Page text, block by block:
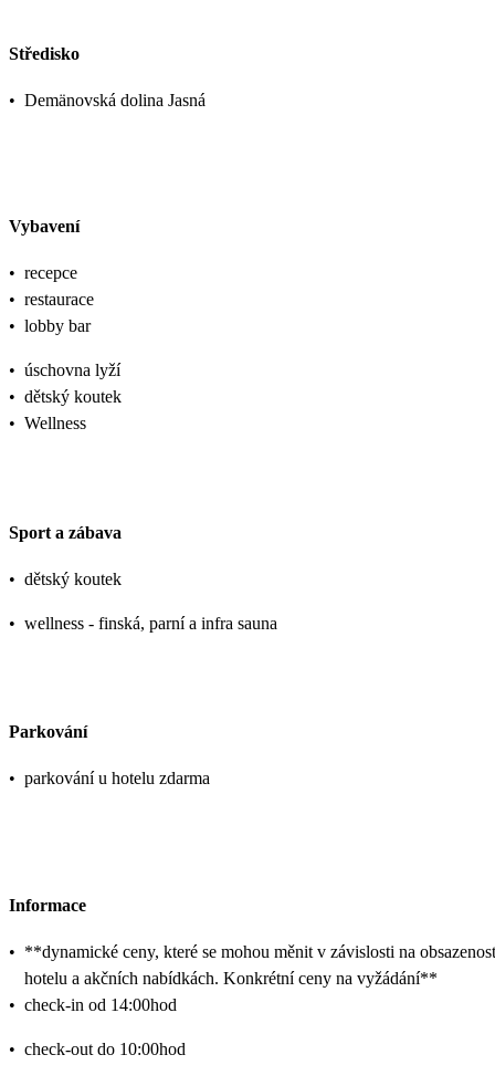
Středisko
• Demänovská dolina Jasná
Vybavení
• recepce
• restaurace
• lobby bar
• úschovna lyží
• dětský koutek
• Wellness
Sport a zábava
• dětský koutek
• wellness - finská, parní a infra sauna
Parkování
• parkování u hotelu zdarma
Informace
• **dynamické ceny, které se mohou měnit v závislosti na
hotelu a akčních nabídkách. Konkrétní ceny na vyžádání**
• check-in od 14:00hod
• check-out do 10:00hod